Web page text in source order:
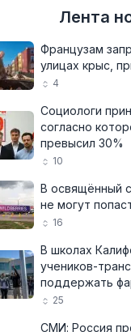
Лента
Французам
улицах крыс,
4
Социологи
согласно
превысил 30%
10
В освящённый
не могут
16
В школах
учеников-
поддержать
25
СМИ: Россия